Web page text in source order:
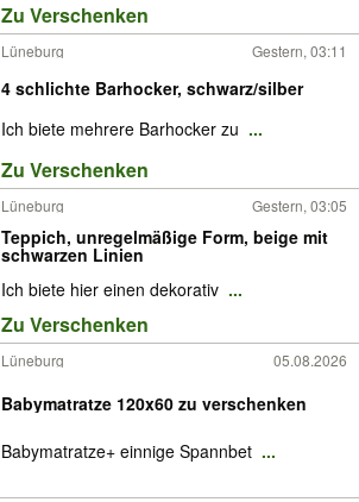
Zu Verschenken
Lüneburg Gestern, 03:11
4 schlichte Barhocker, schwarz/silber
Ich biete mehrere Barhocker zu ...
Zu Verschenken
Lüneburg Gestern, 03:05
Teppich, unregelmäßige Form, beige mit
schwarzen Linien
Ich biete hier einen dekorativ ...
Zu Verschenken
Lüneburg 05.08.2026
Babymatratze 120x60 zu verschenken
Babymatratze+ einnige Spannbet ...